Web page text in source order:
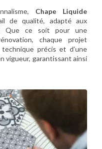
Chape Liquide
de qualité, adapté aux
Que ce soit pour une
chaque projet
technique précis et d’une
vigueur, garantissant ainsi